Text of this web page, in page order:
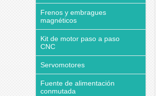
Frenos y embragues
magnéticos
Kit de motor paso a paso
CNC
Servomotores
Fuente de alimentación
conmutada